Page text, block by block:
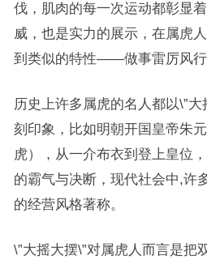
伐，肌肉的每一次运动都彰显
威，也是实力的展示，在属虎
到类似的特性——做事雷厉风行,
历史上许多属虎的名人都以\”
刻印象，比如明朝开国皇帝朱
虎），从一介布衣到登上皇位
的霸气与决断，现代社会中,许
的经营风格著称。
\”大摇大摆\”对属虎人而言是把